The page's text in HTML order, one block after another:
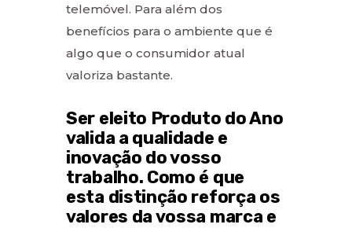
telemóvel. Para além dos
benefícios para o ambiente que é
algo que o consumidor atual
valoriza bastante.
Ser eleito Produto do Ano
valida a qualidade e
inovação do vosso
trabalho. Como é que
esta distinção reforça os
valores da vossa marca e